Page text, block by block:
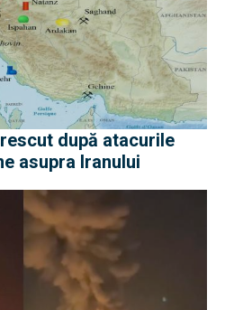
după atacurile
asupra Iranului